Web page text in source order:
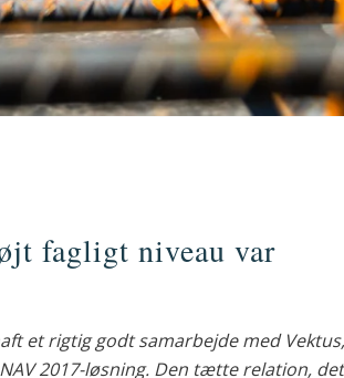
fagligt niveau var
et rigtig godt samarbejde med Vektus,
2017-løsning. Den tætte relation, det